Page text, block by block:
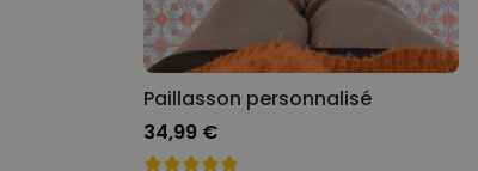
Paillasson personnalisé
34,99 €